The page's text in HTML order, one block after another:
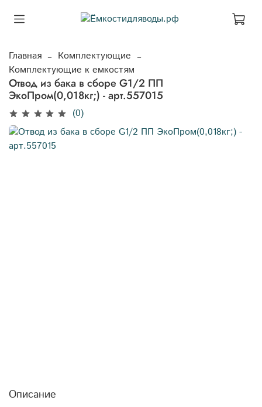
Главная
Комплектующие
Комплектующие к емкостям
Отвод из бака в сборе G1/2 ПП
ЭкоПром(0,018кг;) - арт.557015
(0)
Описание